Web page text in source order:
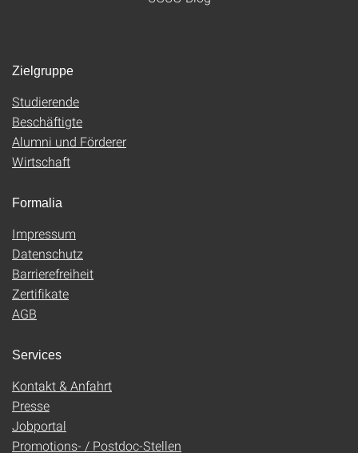
Zielgruppe
Studierende
Beschäftigte
Alumni und Förderer
Wirtschaft
Formalia
Impressum
Datenschutz
Barrierefreiheit
Zertifikate
AGB
Services
Kontakt & Anfahrt
Presse
Jobportal
Promotions- / Postdoc-Stellen